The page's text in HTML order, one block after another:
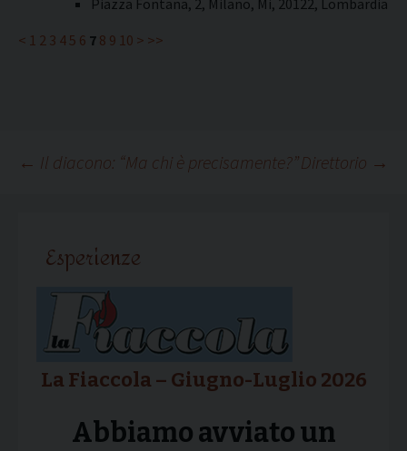
Piazza Fontana, 2, Milano, Mi, 20122, Lombardia
< 1 2 3 45 6 7 8 9 10 > >>
Navigazione
← Il diacono: “Ma chi è precisamente?”Direttorio →
Esperienze
La Fiaccola – Giugno-Luglio 2026
Abbiamo avviato un